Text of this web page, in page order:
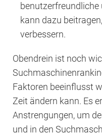
benutzerfreundliche
kann dazu
verbessern.
Obendrein ist noch
Faktoren beeinflusst
Zeit ändern kann. Es
Anstrengungen, um
und in den